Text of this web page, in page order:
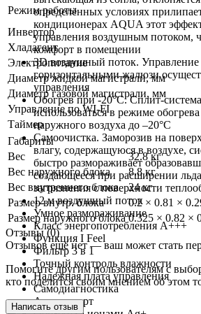
определённых условиях
кондиционерах AQUA этот
управления воздушным потоком,
комфорт в помещении
3D воздушный поток.
горизонтальными жалюзи
управления
Обогрев при -20°C. Сплит-
использоваться в режиме
наружного воздуха до –20°C
Самоочистка. Заморозив на
влагу, содержащуюся в воздухе,
быстро размораживает
создающееся при расширении
загрязнения с поверхности
12 м воздушный поток
Умное размораживание
Класс энергопотребления A+++
Функция I Feel
Фильтр 3 в 1
Точный контроль влажности
Надежная плата управления
Самодиагностика
Авторестарт
Режим работы
Инвертор
Хладагент
Электропитание
Диаметр жидкой магистрали, мм
Диаметр газовой магистрали, мм
Управление по WI-FI
Таймер
Габариты
Вес
32.8 кг
Вес наружного блока
8.8 кг
Вес внутреннего блока
24 кг
Размер внутр. блока
0.2 × 0.81 ×
Размер наружного блока 0.325 × 0.82 ×
Отзывы (0)
Отзывов ещё нет — ваш может стать
Помогите другим пользователям с
кто поделится своим мнением об этом
Написать отзыв